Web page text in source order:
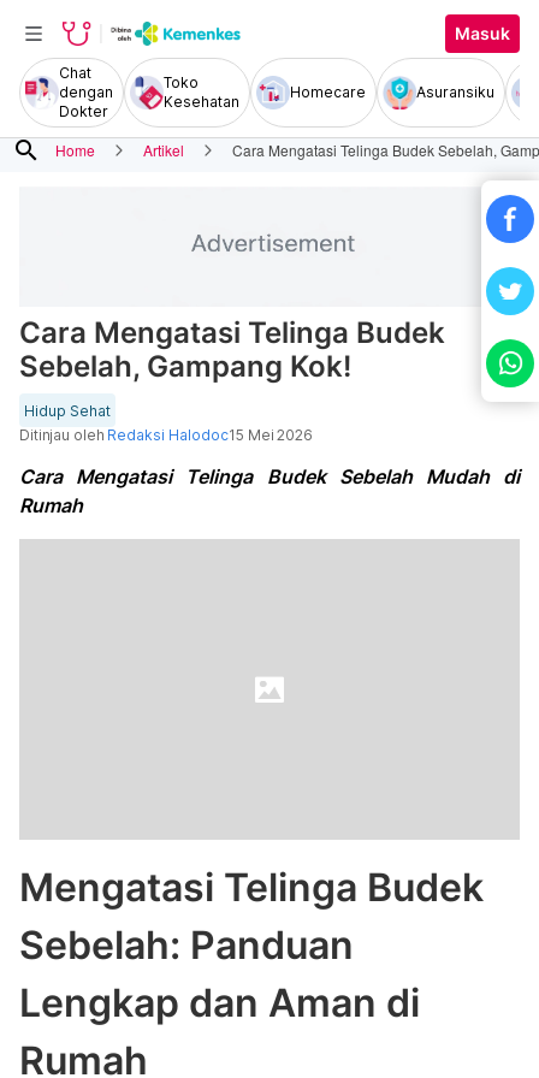
Masuk
Chat
dengan
Dokter
Toko
Kesehatan
Homecare Asuransiku
search Home Artikel Cara Mengatasi Telinga Budek Sebelah,
Cara Mengatasi Telinga Budek
Sebelah, Gampang Kok!
Hidup Sehat
Ditinjau oleh Redaksi Halodoc15 Mei 2026
Cara Mengatasi Telinga Budek Sebelah Mudah di
Rumah
Mengatasi Telinga Budek
Sebelah: Panduan
Lengkap dan Aman di
Rumah